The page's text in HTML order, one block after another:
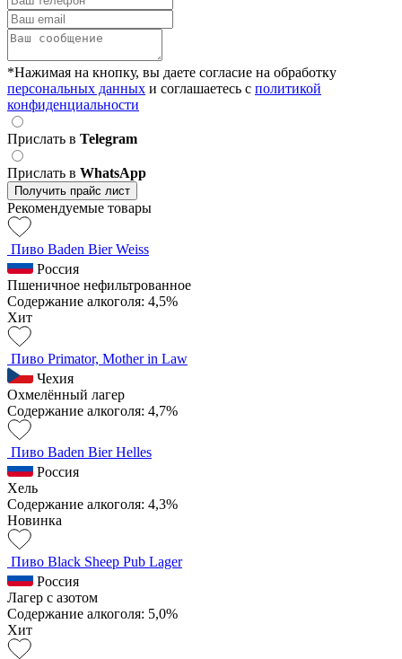
*Нажимая на кнопку, вы даете согласие на обработку
персональных данных и соглашаетесь c политикой
конфиденциальности
Прислать в Telegram
Прислать в WhatsApp
Получить прайс лист
Рекомендуемые товары
Пиво Baden Bier Weiss
Россия
Пшеничное нефильтрованное
Содержание алкоголя: 4,5%
Хит
Пиво Primator, Mother in Law
Чехия
Охмелённый лагер
Содержание алкоголя: 4,7%
Пиво Baden Bier Helles
Россия
Хель
Содержание алкоголя: 4,3%
Новинка
Пиво Black Sheep Pub Lager
Россия
Лагер с азотом
Содержание алкоголя: 5,0%
Хит